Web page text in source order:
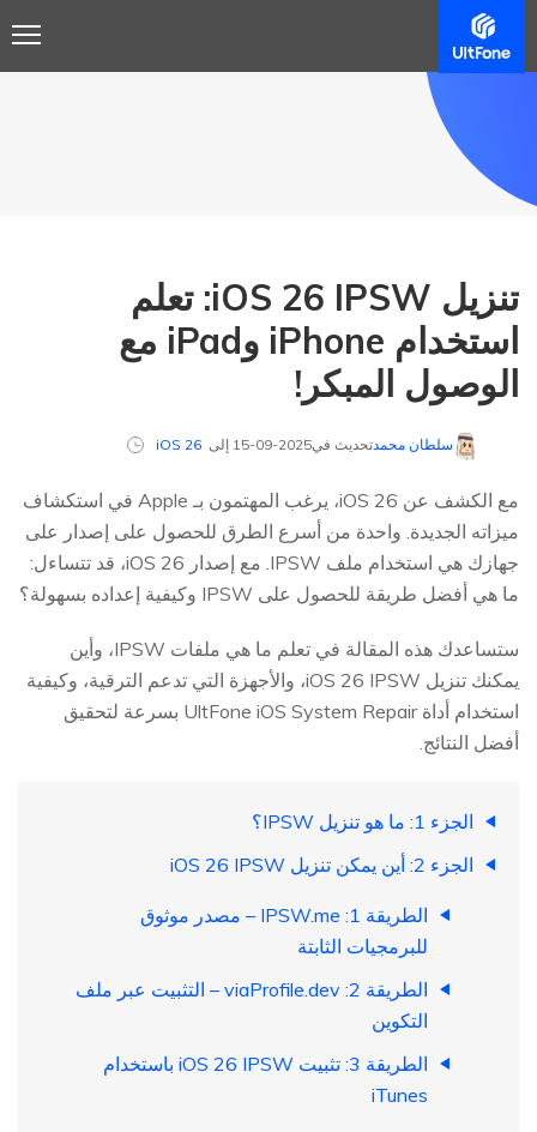
تنزيل iOS 26 IPSW: تعلم
استخدام iPhone وiPad مع
الوصول المبكر!
سلطان محمدتحديث في2025-09-15 إلى iOS 26
مع الكشف عن iOS 26، يرغب المهتمون بـ Apple في استكشاف
ميزاته الجديدة. واحدة من أسرع الطرق للحصول على إصدار على
جهازك هي استخدام ملف IPSW. مع إصدار iOS 26، قد تتساءل:
ما هي أفضل طريقة للحصول على IPSW وكيفية إعداده بسهولة؟
ستساعدك هذه المقالة في تعلم ما هي ملفات IPSW، وأين
يمكنك تنزيل iOS 26 IPSW، والأجهزة التي تدعم الترقية، وكيفية
استخدام أداة UltFone iOS System Repair بسرعة لتحقيق
أفضل النتائج.
الجزء 1: ما هو تنزيل IPSW؟
الجزء 2: أين يمكن تنزيل iOS 26 IPSW
الطريقة 1: IPSW.me – مصدر موثوق
للبرمجيات الثابتة
الطريقة 2: viaProfile.dev – التثبيت عبر ملف
التكوين
الطريقة 3: تثبيت iOS 26 IPSW باستخدام
iTunes